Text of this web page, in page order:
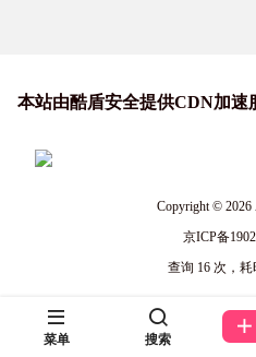
本站由酷盾安全提供CDN加速
Copyright © 2026
京ICP备
查询 16 次，耗
菜单 搜索